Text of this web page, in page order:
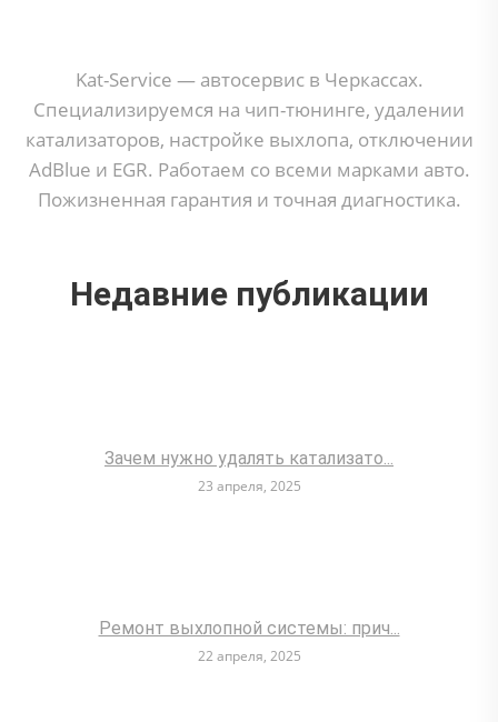
Kat-Service — автосервис в Черкассax.
Специализируемся на чип-тюнинге, удалении
катализаторов, настройке выхлопа, отключении
AdBlue и EGR. Работаем со всеми марками авто.
Пожизненная гарантия и точная диагностика.
Недавние публикации
Зачем нужно удалять катализато...
23 апреля, 2025
Ремонт выхлопной системы: прич...
22 апреля, 2025